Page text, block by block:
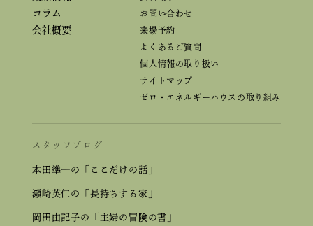
コラム
会社概要
お問い合わせ
来場予約
よくあるご質問
個人情報の取り扱い
サイトマップ
ゼロ・エネルギーハウスの取り組み
スタッフブログ
本田準一の「ここだけの話」
瀬崎英仁の「長持ちする家」
岡田由記子の「主婦の冒険の書」